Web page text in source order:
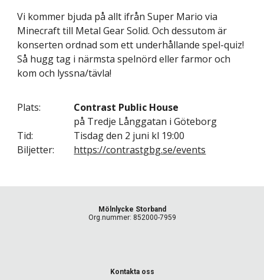
Vi kommer bjuda på allt ifrån Super Mario via
Minecraft till Metal Gear Solid. Och dessutomär
konserten ordnad somett underhållande spel-quiz!
Så hugg tag i närmsta spelnörd eller farmor och
kom och lyssna/tävla!
Plats:
Contrast Public House
på Tredje Långgatan i Göteborg
Tid:
Tisdag den 2 juni kl 19:00
Biljetter:
https://contrastgbg.se/events
M ölnlycke Storband
Org.nummer: 852000-7959
Kontakta oss